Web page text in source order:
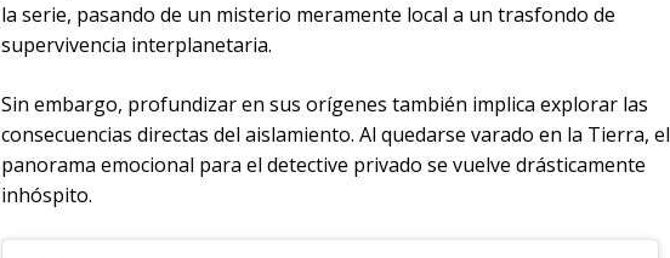
la serie, pasando de un misterio meramente local a un trasfondo de
supervivencia interplanetaria.
Sin embargo, profundizar en sus orígenes también implica explorar las
consecuencias directas del aislamiento. Al quedarse varado en la Tierra, el
panorama emocional para el detective privado se vuelve drásticamente
inhóspito.